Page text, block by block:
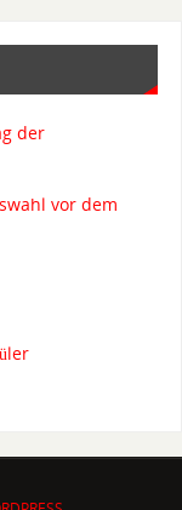
der
vor dem